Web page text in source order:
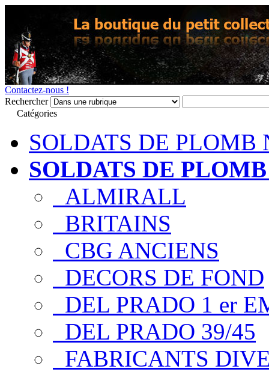
Contactez-nous !
Rechercher
Catégories
SOLDATS DE PLOMB
SOLDATS DE
ALMIRALL
BRITAINS
CBG ANCIENS
DECORS DE FOND
DEL PRADO 1 er
DEL PRADO 39/45
FABRICANTS